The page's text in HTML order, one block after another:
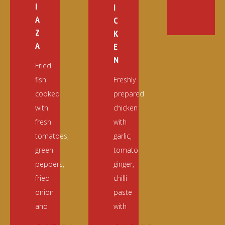
I
A
Z
A
Fried
fish
cooked
with
fresh
tomatoes,
green
peppers,
fried
onion
and
I
C
K
E
N
Freshly
prepared
chicken
with
garlic,
tomato
ginger,
chilli
paste
with